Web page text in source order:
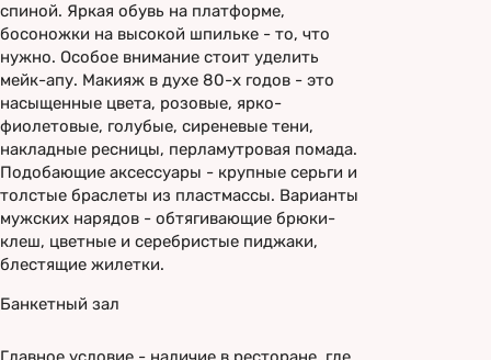
спиной. Яркая обувь на платформе,
босоножки на высокой шпильке - то, что
нужно. Особое внимание стоит уделить
мейк-апу. Макияж в духе 80-х годов - это
насыщенные цвета, розовые, ярко-
фиолетовые, голубые, сиреневые тени,
накладные ресницы, перламутровая помада.
Подобающие аксессуары - крупные серьги и
толстые браслеты из пластмассы. Варианты
мужских нарядов - обтягивающие брюки-
клеш, цветные и серебристые пиджаки,
блестящие жилетки.
Банкетный зал